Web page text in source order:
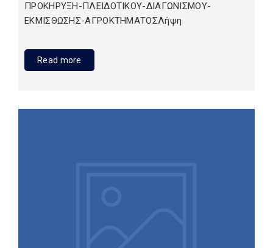
ΠΡΟΚΗΡΥΞΗ-ΠΛΕΙΔΟΤΙΚΟΥ-ΔΙΑΓΩΝΙΣΜΟΥ-
ΕΚΜΙΣΘΩΣΗΣ-ΑΓΡΟΚΤΗΜΑΤΟΣΛήψη
Read more